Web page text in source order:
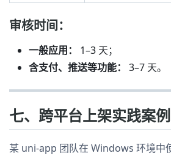
审核时间：
一般应用：
1–3 天；
含支付、推送等功能：
3–7 天。
七、跨平台上架实践案例
某 uni-app 团队在 Windows 环境中